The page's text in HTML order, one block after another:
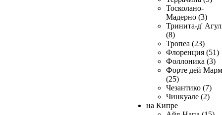
Тосколано-
Мадерно (3)
Тринита-д'
(8)
Тропеа (23)
Флоренция (51)
Фоллоника (3)
Форте дей
(25)
Чезантико (7)
Чинкуале (2)
на Кипре